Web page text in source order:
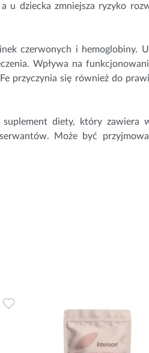
u dziecka zmniejsza ryzyko
czerwonych i hemoglobiny.
Wpływa na
przyczynia się również do
diety, który zawiera
Może być
Dodaj